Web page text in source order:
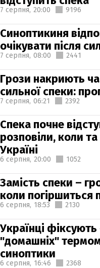
7 серпня, 20:00 9196
Синоптикиня
очікувати після
7 серпня, 08:00 2441
Грози накриють
сильної спеки:
7 серпня, 06:21 2392
Спека почне
розповіли, коли
Україні
6 серпня, 20:00 1052
Замість спеки –
коли погіршиться
6 серпня, 18:53 2130
Українці фіксують
"домашніх"
синоптики
6 серпня, 16:46 2368